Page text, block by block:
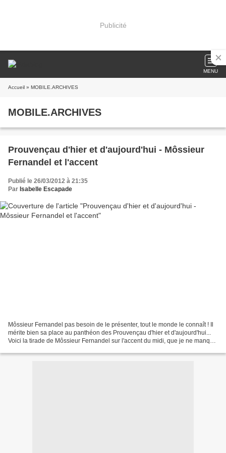
Publicité
MENU
Accueil » MOBILE.ARCHIVES
MOBILE.ARCHIVES
Prouvençau d'hier et d'aujourd'hui - Môssieur
Fernandel et l'accent
Publié le 26/03/2012 à 21:35
Par Isabelle Escapade
Môssieur Fernandel pas besoin de le présenter, tout le monde le connaît ! Il
mérite bien sa place au panthéon des Prouvençau d'hier et d'aujourd'hui...
Voici la tirade de Môssieur Fernandel sur l'accent du midi, que je ne manque